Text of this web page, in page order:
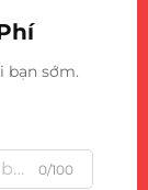
bạn sớm.
0/100